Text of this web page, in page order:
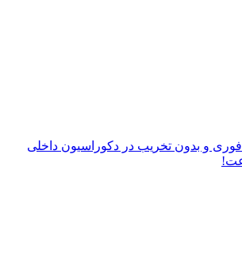
فوری و بدون تخریب در دکوراسیون داخلی